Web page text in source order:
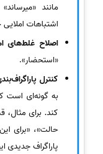
مانند
اشتباهات
اصلاح غلط‌های
«استحضار».
کنترل
به گونه‌ای است
کند. برای مثال،
حالت»، «برای
پاراگراف جدیدی